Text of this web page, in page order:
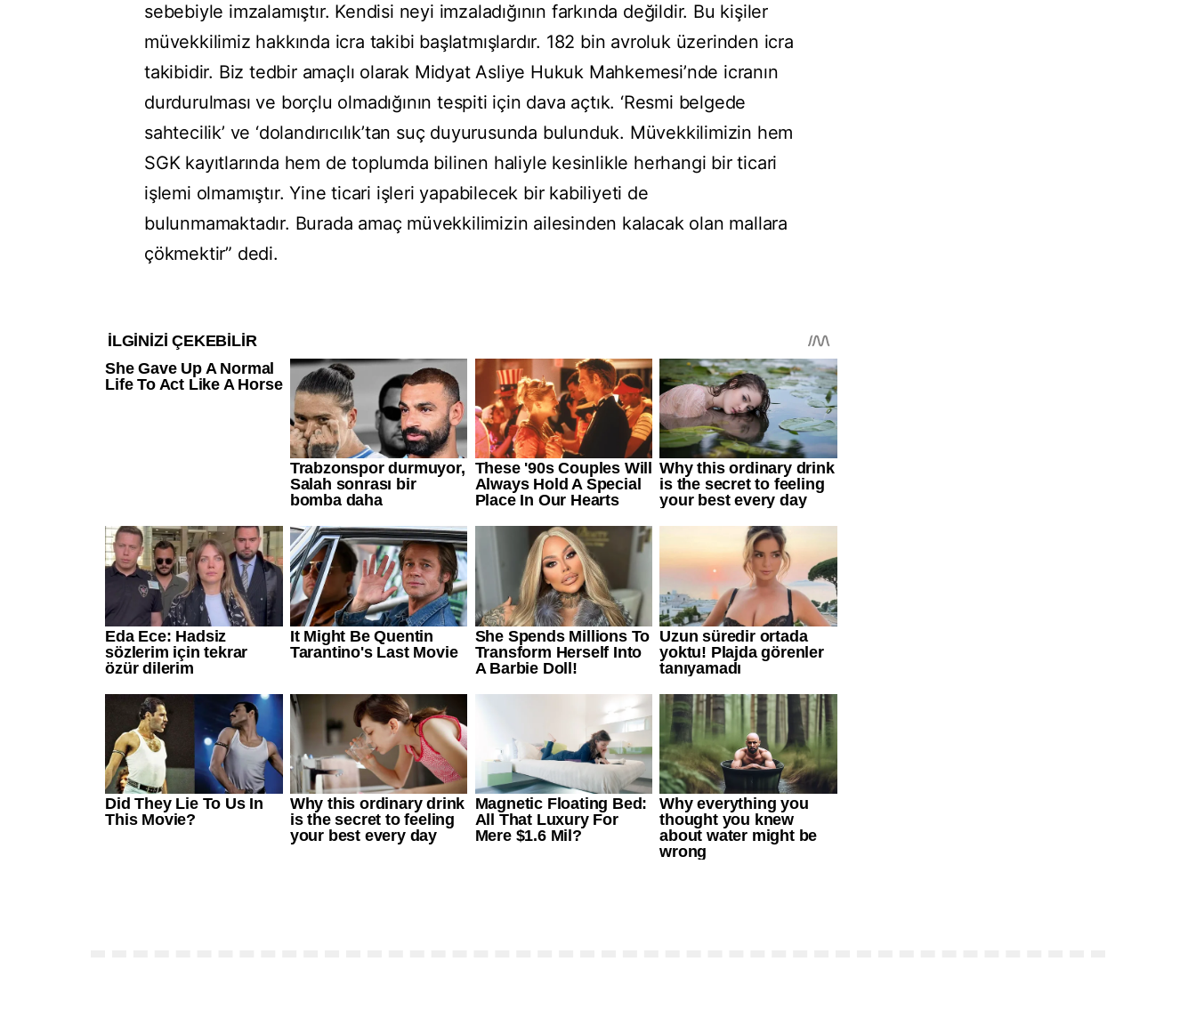
sebebiyle imzalamıştır. Kendisi neyi imzaladığının farkında değildir. Bu kişiler
müvekkilimiz hakkında icra takibi başlatmışlardır. 182 bin avroluk üzerinden icra
takibidir. Biz tedbir amaçlı olarak Midyat Asliye Hukuk Mahkemesi’nde icranın
durdurulması ve borçlu olmadığının tespiti için dava açtık. ‘Resmi belgede
sahtecilik’ ve ‘dolandırıcılık’tan suç duyurusunda bulunduk. Müvekkilimizin hem
SGK kayıtlarında hem de toplumda bilinen haliyle kesinlikle herhangi bir ticari
işlemi olmamıştır. Yine ticari işleri yapabilecek bir kabiliyeti de
bulunmamaktadır. Burada amaç müvekkilimizin ailesinden kalacak olan mallara
çökmektir” dedi.